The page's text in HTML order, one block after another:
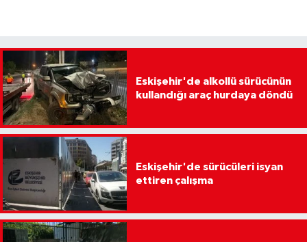
Eskişehir'de alkollü sürücünün
kullandığı araç hurdaya döndü
Eskişehir'de sürücüleri isyan
ettiren çalışma